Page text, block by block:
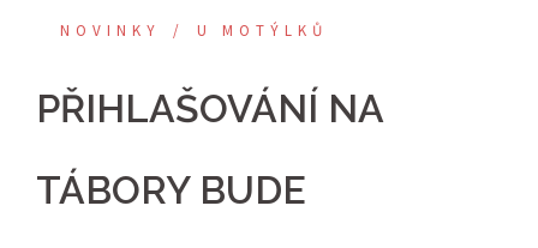
NOVINKY U MOTÝLKŮ
PŘIHLAŠOVÁNÍ NA
TÁBORY BUDE